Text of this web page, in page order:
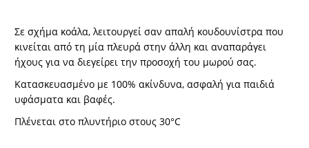
Σε σχήμα κοάλα, λειτουργεί σαν απαλή κουδουνίστρα που
κινείται από τη μία πλευρά στην άλλη και αναπαράγει
ήχους για να διεγείρει την προσοχή του μωρού σας.
Κατασκευασμένο με 100% ακίνδυνα, ασφαλή για παιδιά
υφάσματα και βαφές.
Πλένεται στο πλυντήριο στους 30°C